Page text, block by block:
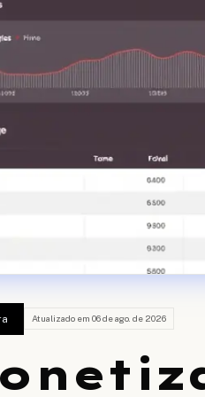
Atualizado em 06 de ago. de 2026